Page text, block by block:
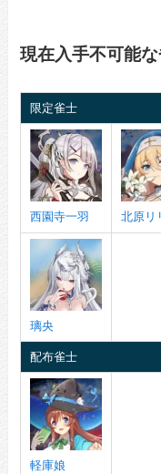
現在入手不可能
限定雀士
西園寺一羽 北原リ
璃央
配布雀士
軽庫娘